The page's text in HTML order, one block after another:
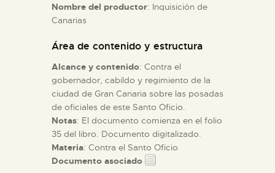
ESPAÑOL
Nombre del productor: Inquisición de
Canarias
Área de contenido y estructura
Alcance y contenido: Contra el
gobernador, cabildo y regimiento de la
ciudad de Gran Canaria sobre las posadas
de oficiales de este Santo Oficio.
Notas: El documento comienza en el folio
35 del libro. Documento digitalizado.
Materia: Contra el Santo Oficio
Documento asociado